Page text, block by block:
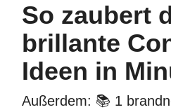
So zaubert
brillante
Ideen in
Außerdem: 📚 1